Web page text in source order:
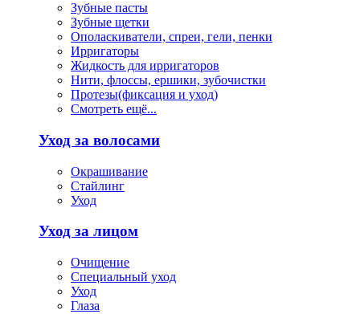
Зубные пасты
Зубные щетки
Ополаскиватели, спреи, гели, пенки
Ирригаторы
Жидкость для ирригаторов
Нити, флоссы, ершики, зубочистки
Протезы(фиксация и уход)
Смотреть ещё...
Уход за волосами
Окрашивание
Стайлинг
Уход
Уход за лицом
Очищение
Специальный уход
Уход
Глаза